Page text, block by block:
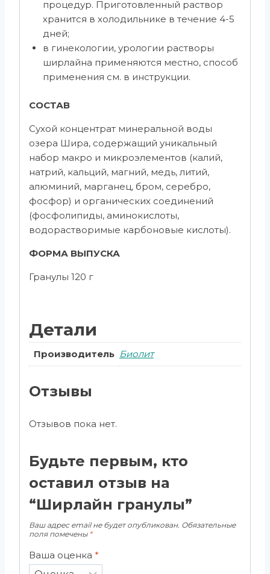
процедур. Приготовленный раствор
хранится в холодильнике в течение 4-5
дней;
в гинекологии, урологии растворы
ширлайна применяются местно, способ
применения см. в инструкции.
СОСТАВ
Сухой концентрат минеральной воды
озера Шира, содержащий уникальный
набор макро­ и микроэлементов (калий,
натрий, кальций, магний, медь, литий,
алюминий, марганец, бром, серебро,
фосфор) и органических соединений
(фосфолипиды, аминокислоты,
водорастворимые карбоновые кислоты).
ФОРМА ВЫПУСКА
Гранулы 120 г
Детали
Производитель Биолит
Отзывы
Отзывов пока нет.
Будьте первым, кто
оставил отзыв на
“Ширлайн гранулы”
Ваш адрес email не будет опубликован. Обязательные
поля помечены *
Ваша оценка *